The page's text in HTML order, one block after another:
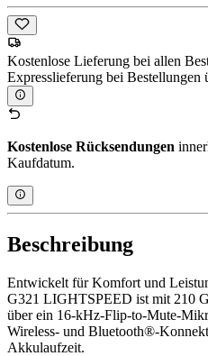
Kostenlose Lieferung bei allen
Expresslieferung bei Bestellungen
Kostenlose Rücksendungen
Kaufdatum.
Beschreibung
Entwickelt für Komfort und
G321 LIGHTSPEED ist mit 210
über ein 16-kHz-Flip-to-Mute-
Wireless- und Bluetooth®-
Akkulaufzeit.